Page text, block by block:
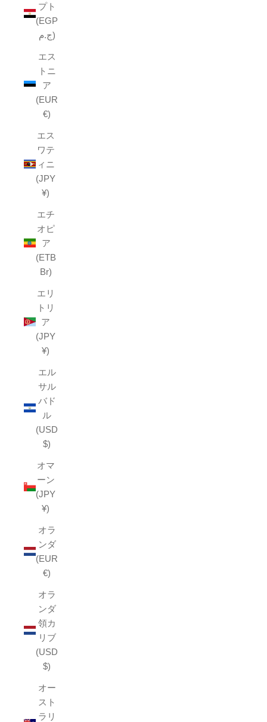
プト
(EGP
ج.م)
エス
トニ
ア
(EUR
€)
エス
ワテ
ィニ
(JPY
¥)
エチ
オピ
ア
(ETB
Br)
エリ
トリ
ア
(JPY
¥)
エル
サル
バド
ル
(USD
$)
オマ
ーン
(JPY
¥)
オラ
ンダ
(EUR
€)
オラ
ンダ
領カ
リブ
(USD
$)
オー
スト
ラリ